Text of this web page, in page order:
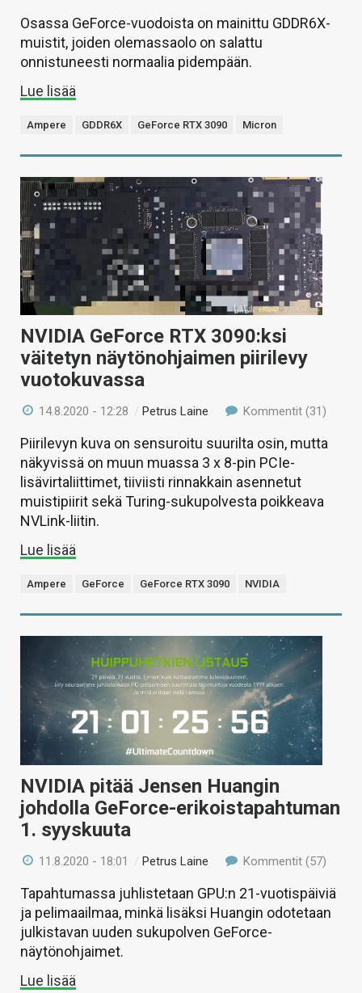
Osassa GeForce-vuodoista on mainittu GDDR6X-
muistit, joiden olemassaolo on salattu
onnistuneesti normaalia pidempään.
Lue lisää
Ampere GDDR6X GeForce RTX 3090 Micron
NVIDIA GeForce RTX 3090:ksi
väitetyn näytönohjaimen piirilevy
vuotokuvassa
14.8.2020 - 12:28 /Petrus Laine Kommentit (31)
Piirilevyn kuva on sensuroitu suurilta osin, mutta
näkyvissä on muun muassa 3 x 8-pin PCIe-
lisävirtaliittimet, tiiviisti rinnakkain asennetut
muistipiirit sekä Turing-sukupolvesta poikkeava
NVLink-liitin.
Lue lisää
Ampere GeForce GeForce RTX 3090 NVIDIA
NVIDIA pitää Jensen Huangin
johdolla GeForce-erikoistapahtuman
1. syyskuuta
11.8.2020 - 18:01 / Petrus Laine Kommentit (57)
Tapahtumassa juhlistetaan GPU:n 21-vuotispäiviä
ja pelimaailmaa, minkä lisäksi Huangin odotetaan
julkistavan uuden sukupolven GeForce-
näytönohjaimet.
Lue lisää